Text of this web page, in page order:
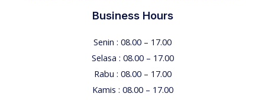
Business Hours
Senin : 08.00 – 17.00
Selasa : 08.00 – 17.00
Rabu : 08.00 – 17.00
Kamis : 08.00 – 17.00